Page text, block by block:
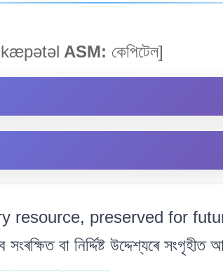
ASM: কেপিটেল]
resource, preserved for
বা নিৰ্দ্দিষ্ট উদ্দেশ্যৰে সংগৃহীত